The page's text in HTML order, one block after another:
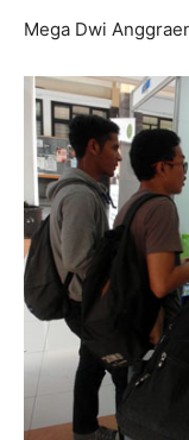
Mega Dwi